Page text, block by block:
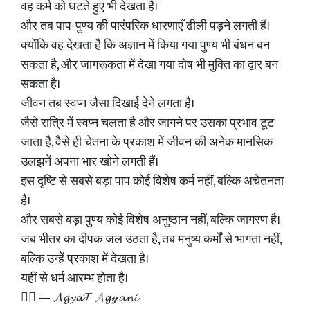
वह कर्म को घटते हुए भी देखता है।
और तब पाप-पुण्य की पारंपरिक धारणाएँ ढीली पड़ने लगती हैं।
क्योंकि वह देखता है कि अज्ञान में किया गया पुण्य भी बंधन बन
सकता है, और जागरूकता में देखा गया दोष भी मुक्ति का द्वार बन
सकता है।
जीवन तब स्वप्न जैसा दिखाई देने लगता है।
जैसे रात्रि में स्वप्न चलता है और जागने पर उसका प्रभाव टूट
जाता है, वैसे ही चेतना के प्रकाश में जीवन की अनेक मानसिक
उलझनें अपना भार खोने लगती हैं।
इस दृष्टि से सबसे बड़ा पाप कोई विशेष कर्म नहीं, बल्कि अचेतनता
है।
और सबसे बड़ा पुण्य कोई विशेष अनुष्ठान नहीं, बल्कि जागरण है।
जब भीतर का दीपक जल उठता है, तब मनुष्य कर्मों से भागता नहीं,
बल्कि उन्हें प्रकाश में देखता है।
यहीं से धर्म आरम्भ होता है।
✍🏻 — 𝓐𝓰𝔂𝓪𝓣 𝓐𝓰𝓎𝓪𝓷𝓲